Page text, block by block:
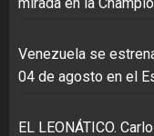
mirada en la
Venezuela se
04 de agosto en el
EL LEONÁTICO.